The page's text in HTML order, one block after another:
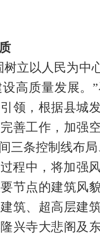
树立以人民为中
高质量发展。
领，根据县城
善工作，加强
三条控制线布
程中，将加强
节点的建筑风
筑、超高层建
兴寺大悲阁及